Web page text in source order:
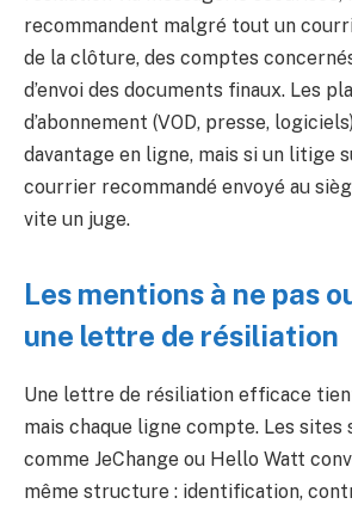
recommandent malgré tout un
de la clôture, des comptes
d’envoi des documents finaux. Les
d’abonnement (VOD, presse,
davantage en ligne, mais si un litige
courrier recommandé envoyé au
vite un juge.
Les mentions à ne pas
une lettre de résiliation
Une lettre de résiliation efficace
mais chaque ligne compte. Les sites
comme JeChange ou Hello Watt
même structure : identification,